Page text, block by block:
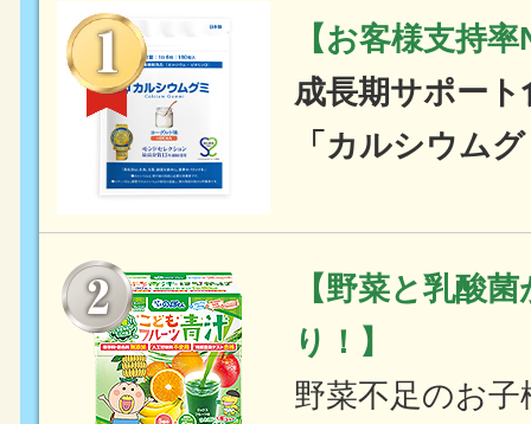
【お客様支持
成長期サポート
「カルシウム
【野菜と乳酸
り！】
野菜不足のお